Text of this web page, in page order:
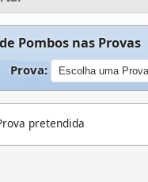
Pombos nas Provas
Prova:
pretendida